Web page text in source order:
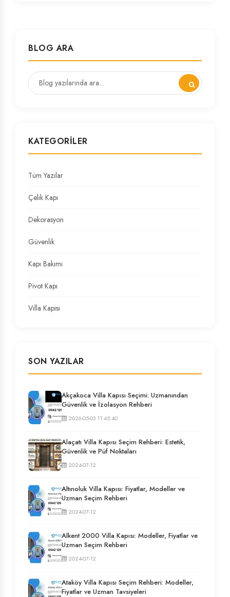
BLOG ARA
KATEGORILER
Tüm Yazılar
Çelik Kapı
Dekorasyon
Güvenlik
Kapı Bakımı
Pivot Kapı
Villa Kapısı
SON YAZILAR
Akçakoca Villa Kapısı Seçimi: Uzmanından
Güvenlik ve İzolasyon Rehberi
2026-05-03 11:45:40
Alaçatı Villa Kapısı Seçim Rehberi: Estetik,
Güvenlik ve Püf Noktaları
2024-07-12
Altınoluk Villa Kapısı: Fiyatlar, Modeller ve
Uzman Seçim Rehberi
2024-07-12
Alkent 2000 Villa Kapısı: Modeller, Fiyatlar ve
Uzman Seçim Rehberi
2024-07-12
Ataköy Villa Kapısı Seçim Rehberi: Modeller,
Fiyatlar ve Uzman Tavsiyeleri